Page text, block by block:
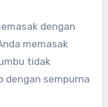
dengan
memasak
tidak
dengan sempurna